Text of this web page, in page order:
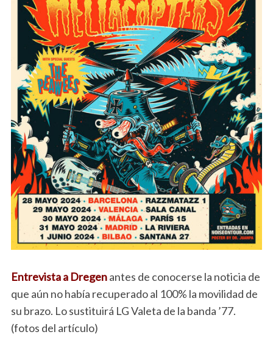
Entrevista a Dregenantes de conocerse la noticia de
que aún no había recuperado al 100% la movilidad de
su brazo. Lo sustituirá LG Valeta de la banda ’77.
(fotos del artículo)